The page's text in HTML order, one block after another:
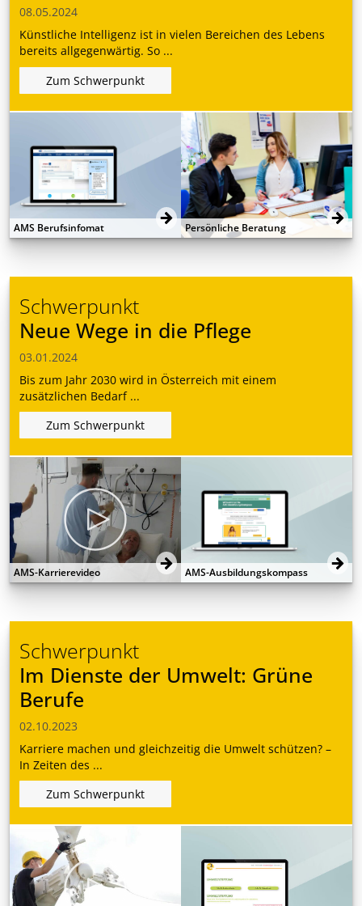
08.05.2024
Künstliche Intelligenz ist in vielen Bereichen des Lebens
bereits allgegenwärtig. So ...
Zum Schwerpunkt
AMS Berufsinfomat Persönliche Beratung
Schwerpunkt
Neue Wege in die Pflege
03.01.2024
Bis zum Jahr 2030 wird in Österreich mit einem
zusätzlichen Bedarf ...
Zum Schwerpunkt
AMS-Karrierevideo AMS-Ausbildungskompass
Schwerpunkt
Im Dienste der Umwelt: Grüne
Berufe
02.10.2023
Karriere machen und gleichzeitig die Umwelt schützen? –
In Zeiten des ...
Zum Schwerpunkt